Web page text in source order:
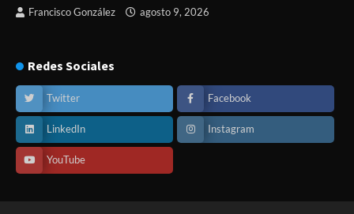
Francisco González agosto 9, 2026
Redes Sociales
Twitter Facebook
LinkedIn Instagram
YouTube